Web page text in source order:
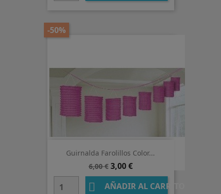
Guirnalda Farolillos Color...
Precio
base
6,00 €
-50%
Precio
3,00 €
 AÑADIR AL CARRITO